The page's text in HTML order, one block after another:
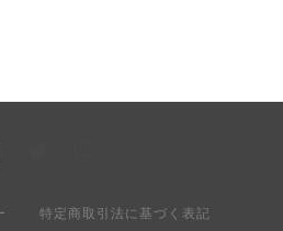
特定商取引法に基づく表記